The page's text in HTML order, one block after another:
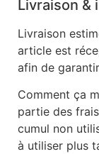
Livraison &
Livraison
article est
afin de
Comment ça
partie des
cumul non
à utiliser plus